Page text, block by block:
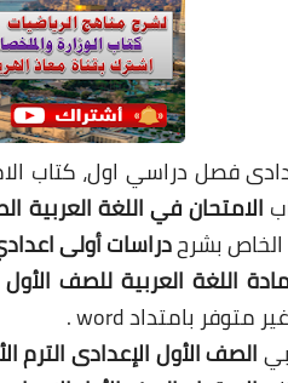
فصل دراسي اول، كتاب
الامتحان في اللغة العربية
دراسات أولى
اللغة العربية للصف
الصف الأول الإعدادى الترم